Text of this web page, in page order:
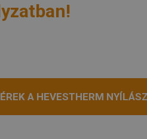
A HEVESTHERM